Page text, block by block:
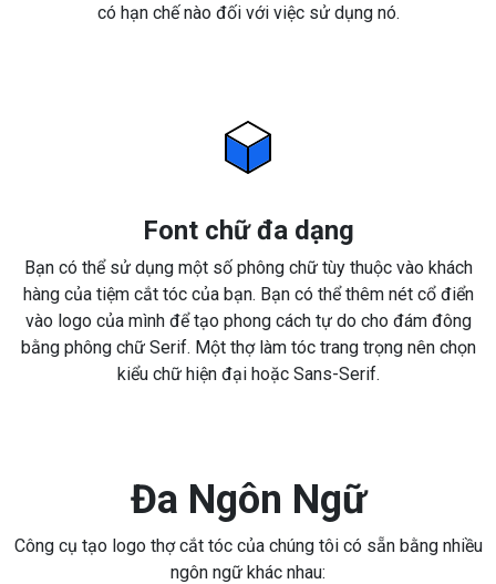
có hạn chế nào đối với việc sử dụng nó.
Font chữ đa dạng
Bạn có thể sử dụng một số phông chữ tùy thuộc vào khách
hàng của tiệm cắt tóc của bạn. Bạn có thể thêm nét cổ điển
vào logo của mình để tạo phong cách tự do cho đám đông
bằng phông chữ Serif. Một thợ làm tóc trang trọng nên chọn
kiểu chữ hiện đại hoặc Sans-Serif.
Đa Ngôn Ngữ
Công cụ tạo logo thợ cắt tóc của chúng tôi có sẵn bằng nhiều
ngôn ngữ khác nhau: